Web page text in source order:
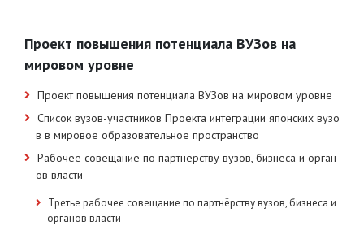
Проект повышения потенциала ВУЗов на
мировом уровне
Проект повышения потенциала ВУЗов на мировом уровне
Список вузов-участников Проекта интеграции японских вузо
в в мировое образовательное пространство
Рабочее совещание по партнёрству вузов, бизнеса и орган
ов власти
Третье рабочее совещание по партнёрству вузов, бизнеса и
органов власти